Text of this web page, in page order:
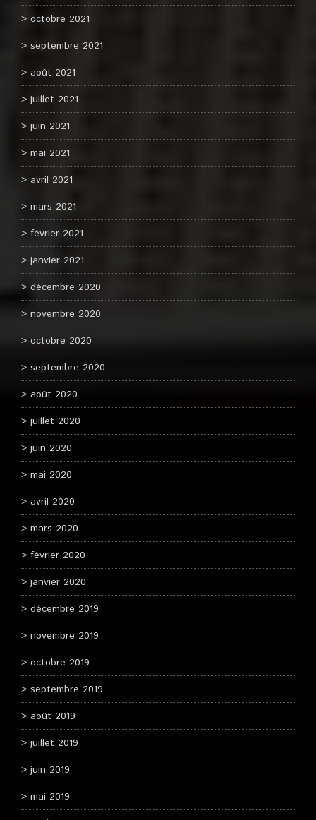
octobre 2021
septembre 2021
août 2021
juillet 2021
juin 2021
mai 2021
avril 2021
mars 2021
février 2021
janvier 2021
décembre 2020
novembre 2020
octobre 2020
septembre 2020
août 2020
juillet 2020
juin 2020
mai 2020
avril 2020
mars 2020
février 2020
janvier 2020
décembre 2019
novembre 2019
octobre 2019
septembre 2019
août 2019
juillet 2019
juin 2019
mai 2019